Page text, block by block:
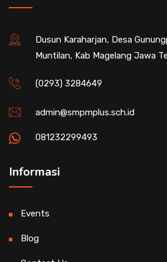
Dusun Karaharjan, Desa
Muntilan, Kab Magelang Jawa
(0293) 3284649
admin@smpmplus.sch.id
081232299493
Informasi
Events
Blog